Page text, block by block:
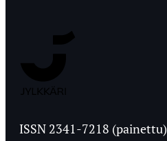
Ylioppilaslehti
ISSN 2341-7218 (painettu)